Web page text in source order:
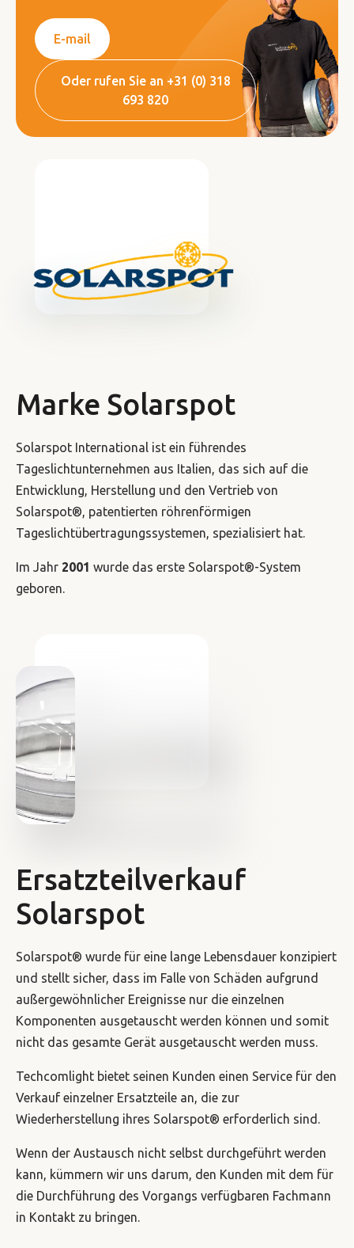
E-mail
Oder rufen Sie an +31 (0) 318
693 820
Marke Solarspot
Solarspot International ist ein führendes
Tageslichtunternehmen aus Italien, das sich auf die
Entwicklung, Herstellung und den Vertrieb von
Solarspot®, patentierten röhrenförmigen
Tageslichtübertragungssystemen, spezialisiert hat.
Im Jahr 2001 wurde das erste Solarspot®-System
geboren.
Ersatzteilverkauf
Solarspot
Solarspot® wurde für eine lange Lebensdauer konzipiert
und stellt sicher, dass im Falle von Schäden aufgrund
außergewöhnlicher Ereignisse nur die einzelnen
Komponenten ausgetauscht werden können und somit
nicht das gesamte Gerät ausgetauscht werden muss.
Techcomlight bietet seinen Kunden einen Service für den
Verkauf einzelner Ersatzteile an, die zur
Wiederherstellung ihres Solarspot® erforderlich sind.
Wenn der Austausch nicht selbst durchgeführt werden
kann, kümmern wir uns darum, den Kunden mit dem für
die Durchführung des Vorgangs verfügbaren Fachmann
in Kontakt zu bringen.